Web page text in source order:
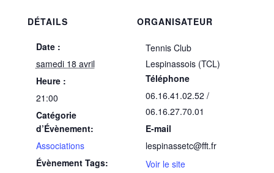
DÉTAILS
Date :
samedi 18 avril
Heure :
21:00
Catégorie
d’Évènement:
Associations
Évènement Tags:
ORGANISATEUR
Tennis Club
Lespinassois (TCL)
Téléphone
06.16.41.02.52 /
06.16.27.70.01
E-mail
lespinassetc@fft.fr
Voir le site